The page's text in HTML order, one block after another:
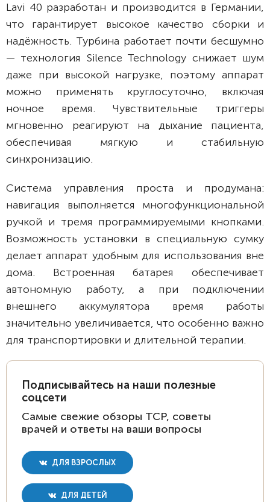
Lavi 40 разработан и производится в Германии,
что гарантирует высокое качество сборки и
надёжность. Турбина работает почти бесшумно
— технология Silence Technology снижает шум
даже при высокой нагрузке, поэтому аппарат
можно применять круглосуточно, включая
ночное время. Чувствительные триггеры
мгновенно реагируют на дыхание пациента,
обеспечивая мягкую и стабильную
синхронизацию.
Система управления проста и продумана:
навигация выполняется многофункциональной
ручкой и тремя программируемыми кнопками.
Возможность установки в специальную сумку
делает аппарат удобным для использования вне
дома. Встроенная батарея обеспечивает
автономную работу, а при подключении
внешнего аккумулятора время работы
значительно увеличивается, что особенно важно
для транспортировки и длительной терапии.
Подписывайтесь на наши полезные
соцсети
Самые свежие обзоры ТСР, советы
врачей и ответы на ваши вопросы
ДЛЯ ВЗРОСЛЫХ
ДЛЯ ДЕТЕЙ